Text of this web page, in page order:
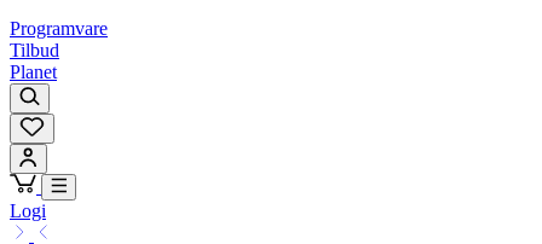
Programvare
Tilbud
Planet
Logi